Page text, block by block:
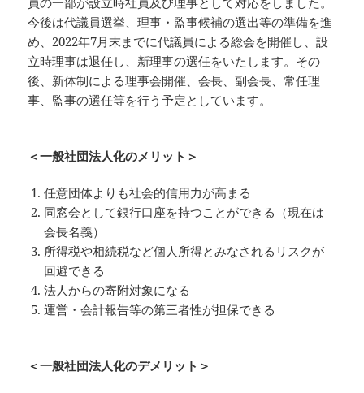
今後は代議員選挙、理事・監事候補の選出等の準備を進
め、2022年7月末までに代議員による総会を開催し、設
立時理事は退任し、新理事の選任をいたします。その
後、新体制による理事会開催、会長、副会長、常任理
事、監事の選任等を行う予定としています。
＜一般社団法人化のメリット＞
任意団体よりも社会的信用力が高まる
同窓会として銀行口座を持つことができる（現在は
会長名義）
所得税や相続税など個人所得とみなされるリスクが
回避できる
法人からの寄附対象になる
運営・会計報告等の第三者性が担保できる
＜一般社団法人化のデメリット＞